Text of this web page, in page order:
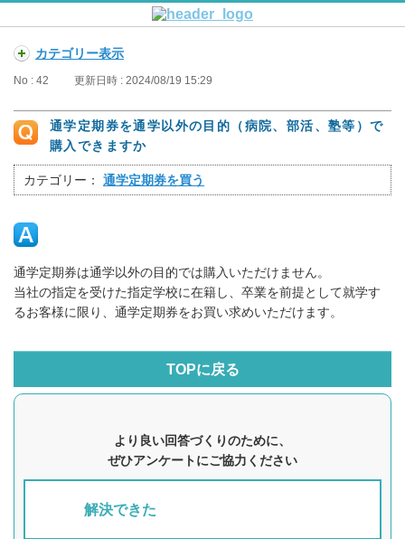
カテゴリー表示
No : 42 更新日時 : 2024/08/19 15:29
通学定期券を通学以外の目的（病院、部活、塾等）で
購入できますか
カテゴリー： 通学定期券を買う
通学定期券は通学以外の目的では購入いただけません。
当社の指定を受けた指定学校に在籍し、卒業を前提として就学す
るお客様に限り、通学定期券をお買い求めいただけます。
TOPに戻る
より良い回答づくりのために、
ぜひアンケートにご協力ください
解決できた